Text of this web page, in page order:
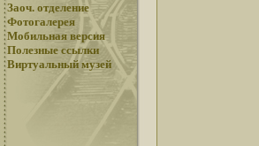
Заоч. отделение
Фотогалерея
Мобильная версия
Полезные ссылки
Виртуальный музей